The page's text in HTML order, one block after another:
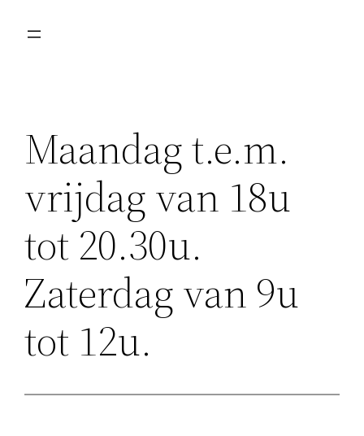
naar
Maandag t.e.m.
vrijdag van 18u
tot 20.30u.
Zaterdag van 9u
tot 12u.